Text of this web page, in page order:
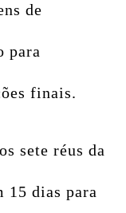
de
para
finais.
sete réus da
15 dias para